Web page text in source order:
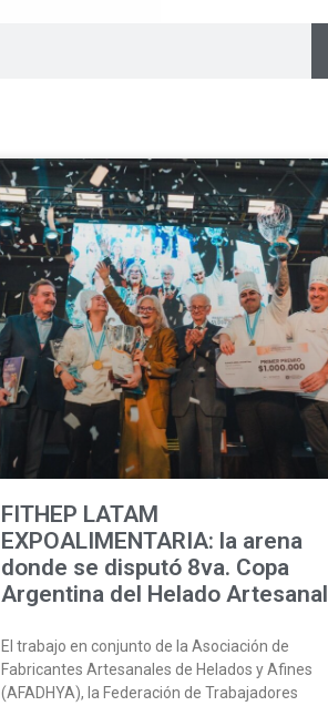
FITHEP LATAM
EXPOALIMENTARIA: la arena
donde se disputó 8va. Copa
Argentina del Helado Artesanal
El trabajo en conjunto de la Asociación de
Fabricantes Artesanales de Helados y Afines
(AFADHYA), la Federación de Trabajadores